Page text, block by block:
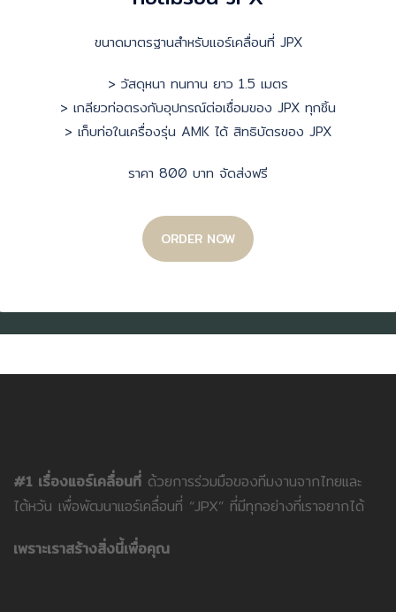
ขนาดมาตรฐานสำหรับแอร์เคลื่อนที่ JPX
> วัสดุหนา ทนทาน ยาว 1.5 เมตร
> เกลียวท่อตรงกับอุปกรณ์ต่อเชื่อมของ JPX ทุกชิ้น
> เก็บท่อในเครื่องรุ่น AMK ได้ สิทธิบัตรของ JPX
ราคา 800 บาท จัดส่งฟรี
ORDER NOW
#1 เรื่องแอร์เคลื่อนที่ ด้วยการร่วมมือของทีมงานจากไทยและ
ไต้หวัน เพื่อพัฒนาแอร์เคลื่อนที่ “JPX” ที่มีทุกอย่างที่เราอยากได้
เพราะเราสร้างสิ่งนี้เพื่อคุณ